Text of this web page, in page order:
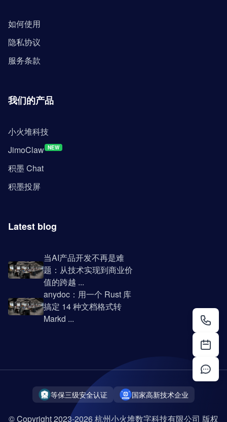
如何使用
隐私协议
服务条款
我们的产品
小火堆科技
JimoClaw NEW
积墨 Chat
积墨投屏
Latest blog
当AI产品开发不再是难
题：从技术实现到商业价
值的跨越 ...
anydoc：用一个 Rust 库
搞定 14 种文档格式转
Markd ...
等保三级安全认证 国家高新技术企业
© Copyright 2023-2026 杭州小火堆数字科技有限公司 版权